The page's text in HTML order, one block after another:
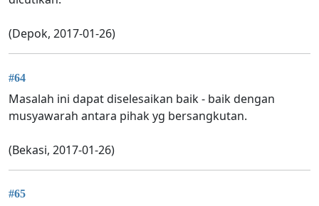
(Depok, 2017-01-26)
#64
Masalah ini dapat diselesaikan baik - baik dengan
musyawarah antara pihak yg bersangkutan.
(Bekasi, 2017-01-26)
#65